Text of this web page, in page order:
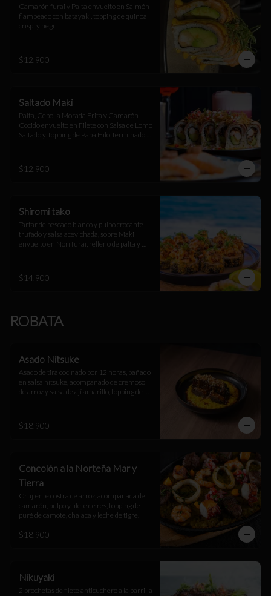
Camarón furai y Palta envuelto en Salmón
flambeado con batayaki, topping de quinoa
crispi y negi
$12.900
Saltado Maki
Palta, Cebolla Morada Frita y Camarón
Cocido envuelto en Filete con Salsa de Lomo
Saltado y Topping de Papa Hilo Terminado
$12.900
Shiromi tako
Tartar de pescado blanco y pulpo crocante
trufado y salsa acevichada, sobre Maki
envuelto en Nori furai, relleno de palta y
$14.900
ROBATA
Asado Nitsuke
Asado de tira cocinado por 12 horas, bañado
en salsa nitsuke, acompañado de cremoso
de arroz y salsa de ají amarillo, topping de
$18.900
Concolón a la Norteña Mar y
Tierra
Crujiente costra de arroz, acompañada de
camarón, pulpo y filete de res, topping de
puré de camote, chalaca y leche de tigre.
$18.900
Nikuyaki
2 brochetas de filete anticuchero a la parrilla